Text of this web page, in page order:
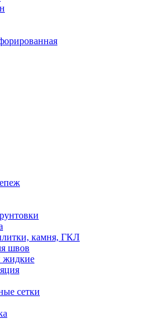
камня, ГКЛ
швов
жидкие
сетки